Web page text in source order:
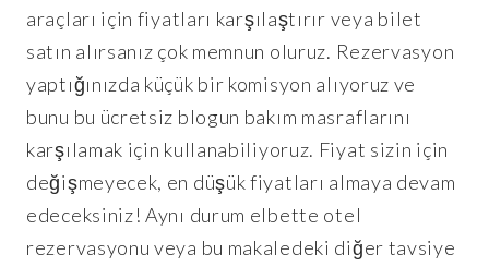
araçları için fiyatları karşılaştırır veya bilet
satın alırsanız çok memnun oluruz. Rezervasyon
yaptığınızda küçük bir komisyon alıyoruz ve
bunu bu ücretsiz blogun bakım masraflarını
karşılamak için kullanabiliyoruz. Fiyat sizin için
değişmeyecek, en düşük fiyatları almaya devam
edeceksiniz! Aynı durum elbette otel
rezervasyonu veya bu makaledeki diğer tavsiye